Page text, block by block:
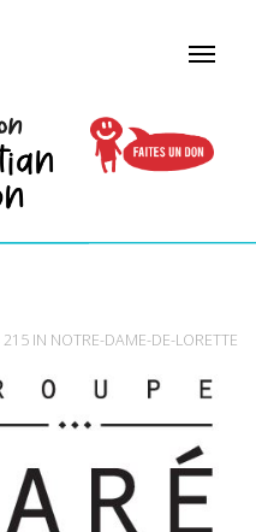
215 IN NOTRE-DAME-DE-LORETTE